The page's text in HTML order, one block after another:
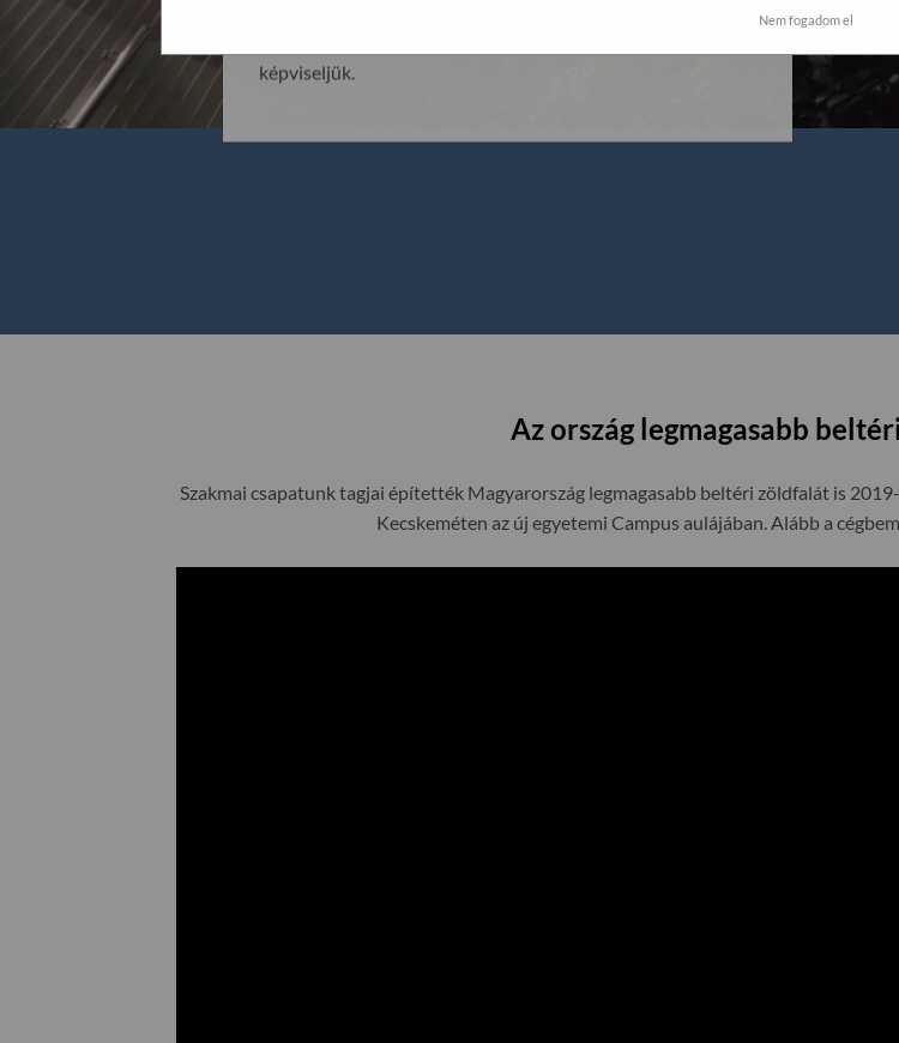
képviseljük.
Az ország legmagasabb
Szakmai csapatunk tagjai építették Magyarország legmagasabb beltéri zöldfalát is
Kecskeméten az új egyetemi Campus aulájában. Alább a
Nem fogadom el